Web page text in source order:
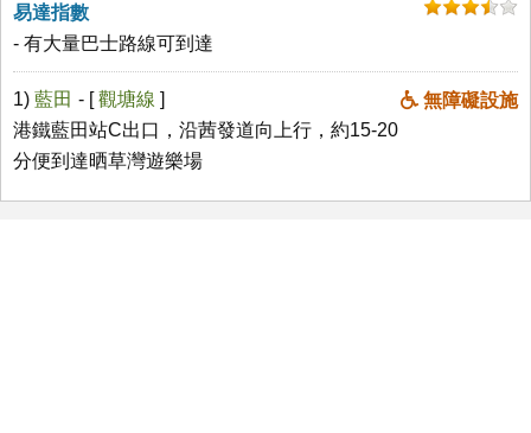
易達指數
- 有大量巴士路線可到達
1) 藍田 無障礙設施
- [觀塘線 ]
港鐵藍田站C出口，沿茜發道向上行，約15-20
分便到達晒草灣遊樂場